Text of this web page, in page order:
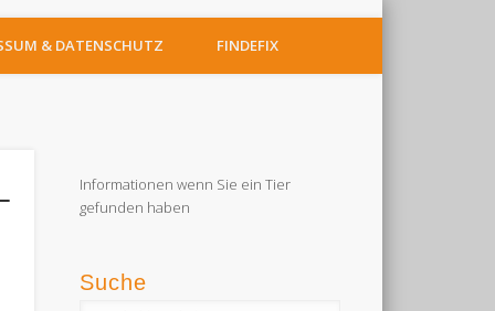
& DATENSCHUTZ FINDEFIX
Informationen wenn Sie ein Tier
gefunden haben
Suche